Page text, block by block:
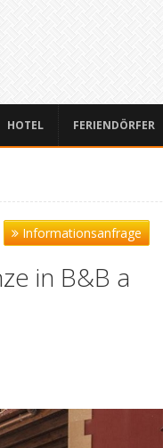
HOTEL FERIENDÖRFER
Informationsanfrage
in B&B a